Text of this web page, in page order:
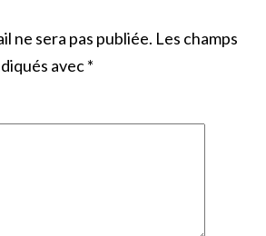
ne sera pas publiée. Les champs
avec*